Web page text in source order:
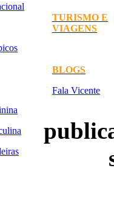
TURISMO E
VIAGENS
BLOGS
Fala Vicente